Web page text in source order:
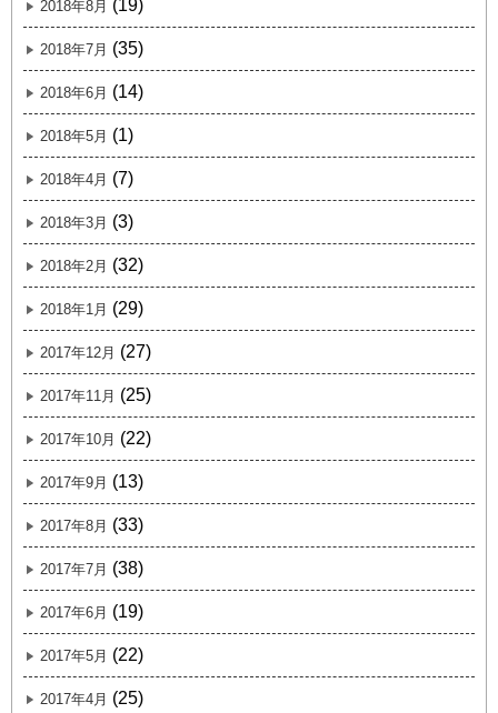
2018年8月 (19)
2018年7月 (35)
2018年6月 (14)
2018年5月 (1)
2018年4月 (7)
2018年3月 (3)
2018年2月 (32)
2018年1月 (29)
2017年12月 (27)
2017年11月 (25)
2017年10月 (22)
2017年9月 (13)
2017年8月 (33)
2017年7月 (38)
2017年6月 (19)
2017年5月 (22)
2017年4月 (25)